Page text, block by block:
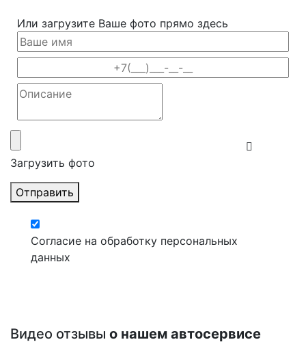
Или загрузите Ваше фото прямо здесь
Загрузить фото
Отправить
Согласие на обработку персональных
данных
Видео отзывы о нашем автосервисе